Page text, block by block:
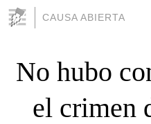
CAUSA ABIERTA
No hubo
el crimen